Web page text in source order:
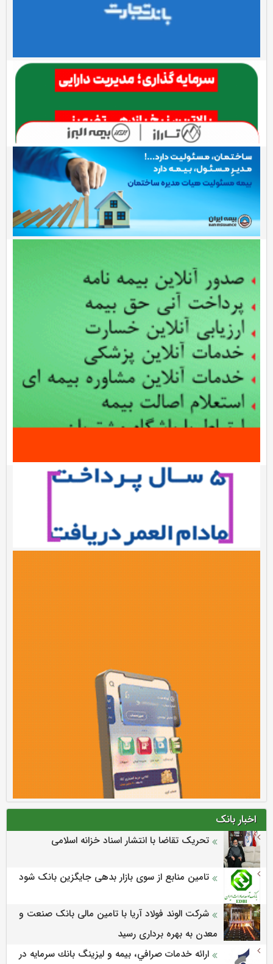
اخبار بانک
تحریک تقاضا با انتشار اسناد خزانه اسلامی
تامین منابع از سوی بازار بدهی جایگزین بانک شود
شرکت الوند فولاد آریا با تامین مالی بانک صنعت و
معدن به بهره برداری رسید
ارائه خدمات صرافي، بيمه و ليزينگ بانك سرمايه در